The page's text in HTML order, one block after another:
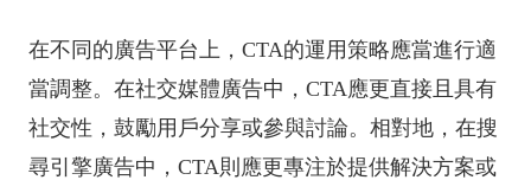
在不同的廣告平台上，CTA的運用策略應當進行適
當調整。在社交媒體廣告中，CTA應更直接且具有
社交性，鼓勵用戶分享或參與討論。相對地，在搜
尋引擎廣告中，CTA則應更專注於提供解決方案或